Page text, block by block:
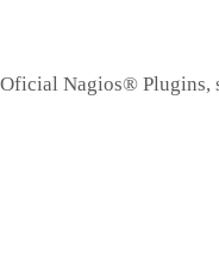
Nagios® Plugins,